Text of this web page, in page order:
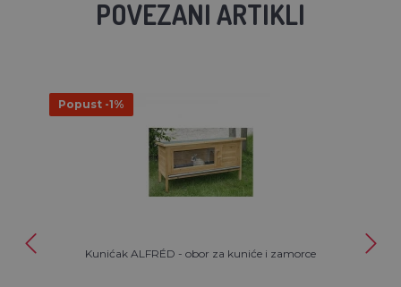
POVEZANI ARTIKLI
Popust -1%
Kunićak ALFRÉD - obor za kuniće i zamorce